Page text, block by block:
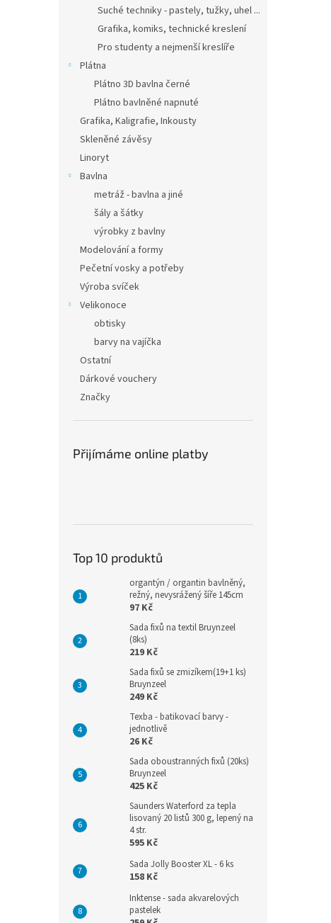
Suché techniky - pastely, tužky, uhel ...
Grafika, komiks, technické kreslení
Pro studenty a nejmenší kreslíře
Plátna
Plátno 3D bavlna černé
Plátno bavlněné napnuté
Grafika, Kaligrafie, Inkousty
Skleněné závěsy
Linoryt
Bavlna
metráž - bavlna a jiné
šály a šátky
výrobky z bavlny
Modelování a formy
Pečetní vosky a potřeby
Výroba svíček
Velikonoce
obtisky
barvy na vajíčka
Ostatní
Dárkové vouchery
Značky
Přijímáme online platby
Top 10 produktů
organtýn / organtin bavlněný,
režný, nevysrážený šíře 145cm
97 Kč
Sada fixů na textil Bruynzeel
(8ks)
219 Kč
Sada fixů se zmizíkem(19+1 ks)
Bruynzeel
249 Kč
Texba - batikovací barvy -
jednotlivě
26 Kč
Sada oboustranných fixů (20ks)
Bruynzeel
425 Kč
Saunders Waterford za tepla
lisovaný 20 listů 300 g, lepený na
4 str.
595 Kč
Sada Jolly Booster XL - 6 ks
158 Kč
Inktense - sada akvarelových
pastelek